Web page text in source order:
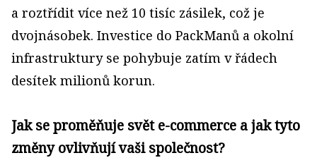
a roztřídit více než 10 tisíc zásilek, což je
dvojnásobek. Investice do PackManů a okolní
infrastruktury se pohybuje zatím v řádech
desítek milionů korun.
Jak se proměňuje svět e-commerce a jak tyto
změny ovlivňují vaši společnost?